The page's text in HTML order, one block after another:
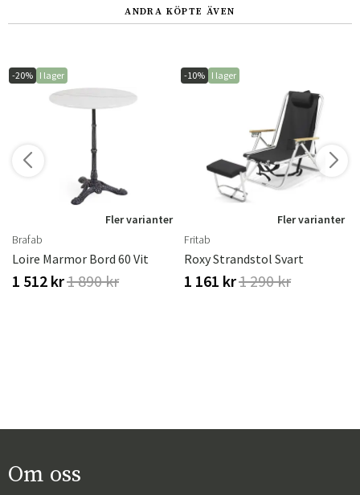
ANDRA KÖPTE ÄVEN
-20% I lager
Fler varianter
Brafab
Loire Marmor Bord 60 Vit
1 512 kr1 890 kr
-10% I lager
Fler varianter
Fritab
Roxy Strandstol Svart
1 161 kr1 290 kr
Om oss